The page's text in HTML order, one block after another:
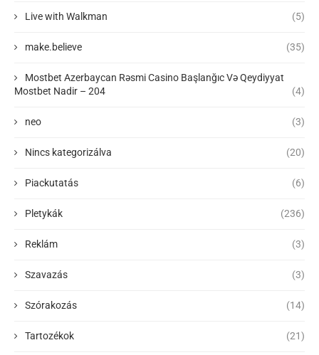
Live with Walkman (5)
make.believe (35)
Mostbet Azerbaycan Rəsmi Casino Başlanğıc Və Qeydiyyat
Mostbet Nadir – 204
(4)
neo (3)
Nincs kategorizálva (20)
Piackutatás (6)
Pletykák (236)
Reklám (3)
Szavazás (3)
Szórakozás (14)
Tartozékok (21)